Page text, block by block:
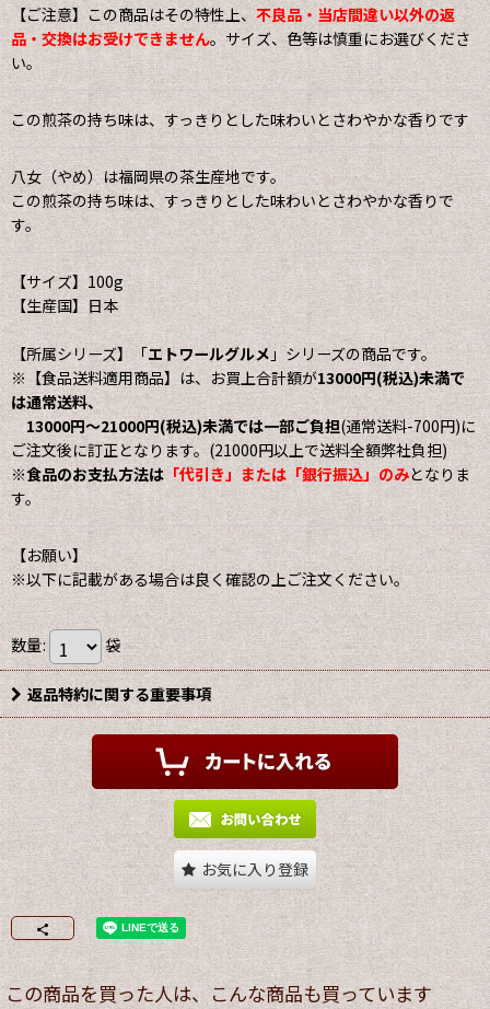
【ご注意】この商品はその特性上、不良品・当店間違い以外の返
品・交換はお受けできません。サイズ、色等は慎重にお選びくださ
い。
この煎茶の持ち味は、すっきりとした味わいとさわやかな香りです
八女（やめ）は福岡県の茶生産地です。
この煎茶の持ち味は、すっきりとした味わいとさわやかな香りで
す。
【サイズ】100g
【生産国】日本
【所属シリーズ】「エトワールグルメ」シリーズの商品です。
※【食品送料適用商品】は、お買上合計額が13000円(税込)未満で
は通常送料、
13000円〜21000円(税込)未満では一部ご負担(通常送料-700円)に
ご注文後に訂正となります。(21000円以上で送料全額弊社負担)
※食品のお支払方法は「代引き」または「銀行振込」のみとなりま
す。
【お願い】
※以下に記載がある場合は良く確認の上ご注文ください。
数量: 袋
返品特約に関する重要事項
お気に入り登録
この商品を買った人は、こんな商品も買っています